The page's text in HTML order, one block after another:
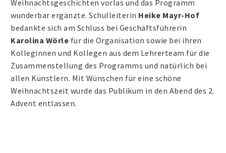
Weihnachtsgeschichten vorlas und das Programm
wunderbar ergänzte. Schulleiterin Heike Mayr-Hof
bedankte sich am Schluss bei Geschäftsführerin
Karolina Wörle für die Organisation sowie bei ihren
Kolleginnen und Kollegen aus dem Lehrerteam für die
Zusammenstellung des Programms und natürlich bei
allen Künstlern. Mit Wünschen für eine schöne
Weihnachtszeit wurde das Publikum in den Abend des 2.
Advent entlassen.